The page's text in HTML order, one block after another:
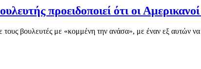
προειδοποιεί ότι οι
βουλευτές με «κομμένη την ανάσα», με έναν εξ αυτών να